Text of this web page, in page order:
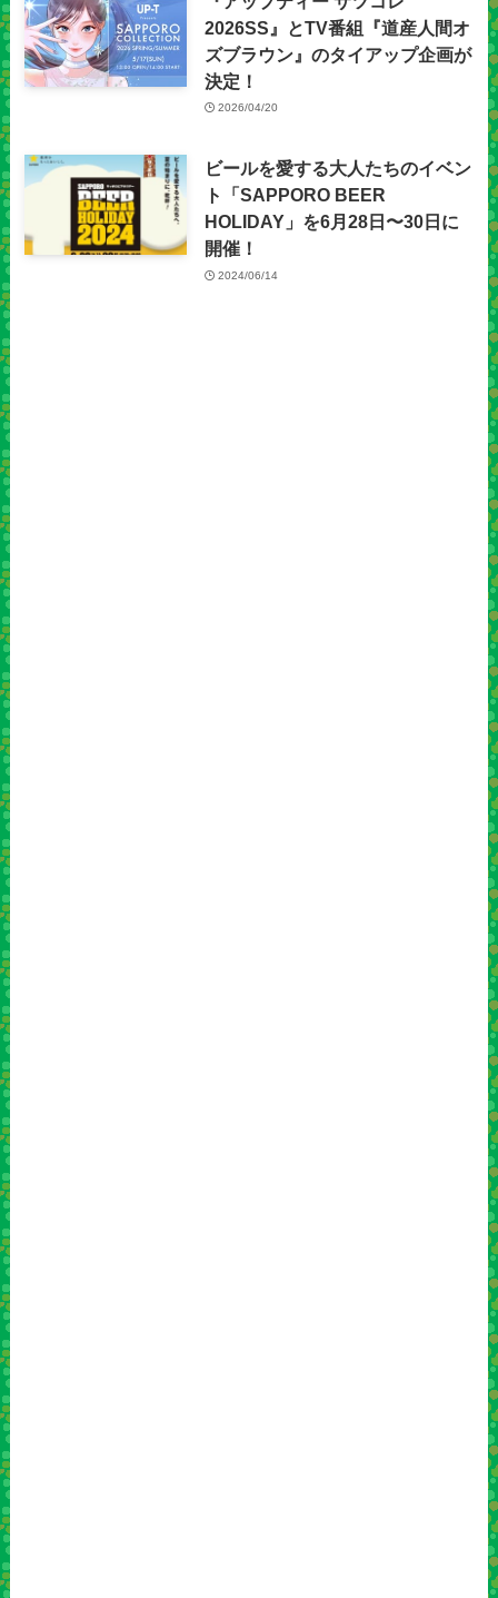
2026SS』とTV番組『道産人間オ
ズブラウン』のタイアップ企画が
決定！
2026/04/20
ビールを愛する大人たちのイベン
ト「SAPPORO BEER
HOLIDAY」を6月28日〜30日に
開催！
2024/06/14